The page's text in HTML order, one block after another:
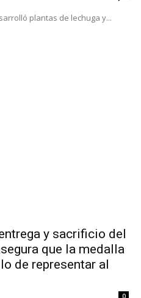
plantas de lechuga y...
y sacrificio del
que la medalla
de representar al
0